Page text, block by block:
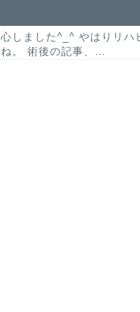
しました^_^ やはりリハ
。 術後の記事、…